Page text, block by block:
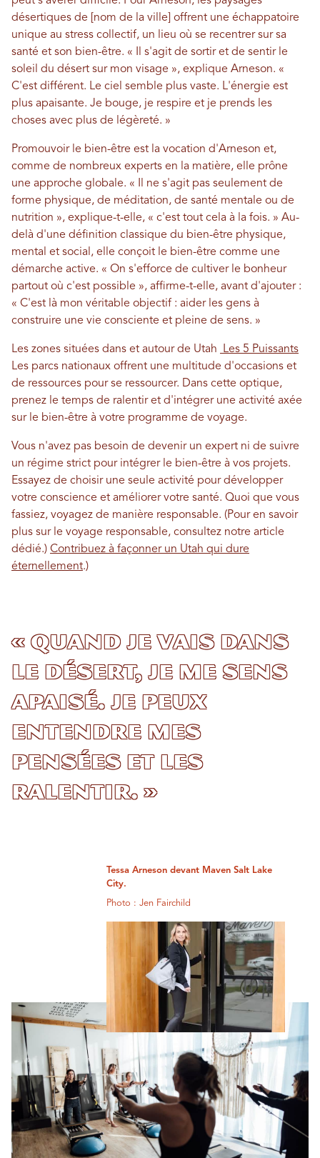
désertiques de [nom de la ville] offrent une échappatoire
unique au stress collectif, un lieu où se recentrer sur sa
santé et son bien-être. « Il s'agit de sortir et de sentir le
soleil du désert sur mon visage », explique Arneson. «
C'est différent. Le ciel semble plus vaste. L'énergie est
plus apaisante. Je bouge, je respire et je prends les
choses avec plus de légèreté. »
Promouvoir le bien-être est la vocation d'Arneson et,
comme de nombreux experts en la matière, elle prône
une approche globale. « Il ne s'agit pas seulement de
forme physique, de méditation, de santé mentale ou de
nutrition », explique-t-elle, « c'est tout cela à la fois. » Au-
delà d'une définition classique du bien-être physique,
mental et social, elle conçoit le bien-être comme une
démarche active. « On s'efforce de cultiver le bonheur
partout où c'est possible », affirme-t-elle, avant d'ajouter :
« C'est là mon véritable objectif : aider les gens à
construire une vie consciente et pleine de sens. »
Les zones situées dans et autour de Utah
Les 5 Puissants
Les parcs nationaux offrent une multitude d'occasions et
de ressources pour se ressourcer. Dans cette optique,
prenez le temps de ralentir et d'intégrer une activité axée
sur le bien-être à votre programme de voyage.
Vous n'avez pas besoin de devenir un expert ni de suivre
un régime strict pour intégrer le bien-être à vos projets.
Essayez de choisir une seule activité pour développer
votre conscience et améliorer votre santé. Quoi que vous
fassiez, voyagez de manière responsable. (Pour en savoir
plus sur le voyage responsable, consultez notre article
dédié.) Contribuez à façonner un Utah qui dure
éternellement.)
« Quand je vais dans
le désert, je me sens
apaisé. Je peux
entendre mes
pensées et les
ralentir. »
Tessa Arneson devant Maven Salt Lake
City.
Photo : Jen Fairchild